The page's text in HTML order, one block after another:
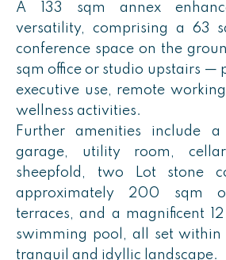
A 133 sqm annex
versatility, comprising a 63
conference space on the
sqm office or studio upstairs —
executive use, remote
wellness activities.
Further amenities include
garage, utility room,
sheepfold, two Lot stone
approximately 200 sqm
terraces, and a magnificent
swimming pool, all set within
tranquil and idyllic landscape.